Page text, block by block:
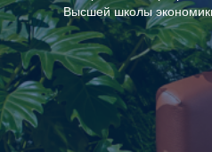
Высшей школы